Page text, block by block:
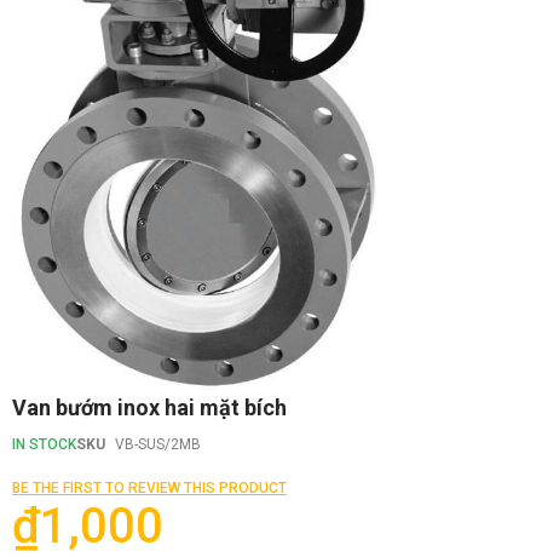
Skip
the
of
the
images
gallery
Van bướm inox hai mặt bích
IN STOCKSKU VB-SUS/2MB
BE THE FIRST TO REVIEW THIS PRODUCT
₫1,000